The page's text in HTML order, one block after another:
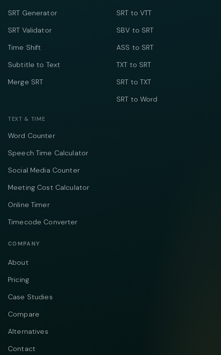
SRT Generator
SRT Validator
Time Shift
Subtitle to Text
Merge SRT
SRT to VTT
SBV to SRT
ASS to SRT
TXT to SRT
SRT to TXT
SRT to Word
TEXT & TIME
Word Counter
Speech Time Calculator
Social Media Counter
Meeting Cost Calculator
Online Timer
Timecode Converter
COMPANY
About
Pricing
Case Studies
Compare
Alternatives
Contact